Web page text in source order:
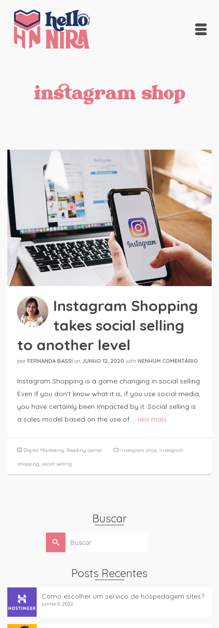
instagram shop
Instagram Shopping
takes social selling
to another level
por FERNANDA BASSI on JUNHO 12, 2020 with NENHUM COMENTÁRIO
Instagram Shopping is a game changing in social selling.
Even if you don’t know what it is, if you use social media,
you have certainly been impacted by it. Social selling is
a sales model based on the use of … leia mais
Digital Marketing, Reading corner instagram shop, instagram
shopping, social selling
Buscar
Buscar
por:
Posts Recentes
Como escolher um serviço de hospedagem sites?
junho 4, 2022